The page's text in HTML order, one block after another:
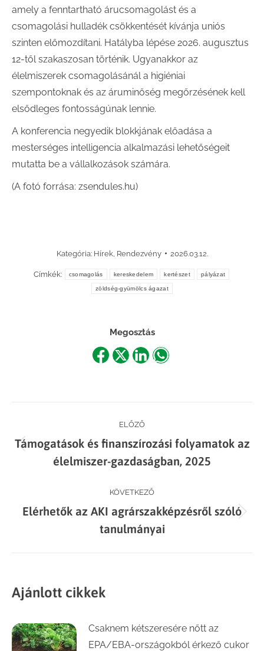
amely a fenntartható árucsomagolást és a
csomagolási hulladék csökkentését kívánja uniós
szinten előmozdítani. Hatályba lépése 2026. augusztus
12-től szakaszosan történik. Ugyanakkor az
élelmiszerek csomagolásánál a higiéniai
szempontoknak és az áruminőség megőrzésének kell
elsődleges fontosságúnak lennie.
A konferencia negyedik blokkjának előadása a
mesterséges intelligencia alkalmazási lehetőségeit
mutatta be a vállalkozások számára.
(A fotó forrása: zsendules.hu)
Kategória: Hírek, Rendezvény 2026.03.12.
Címkék: csomagolás kereskedelem kertészet pályázat
zöldség-gyümölcs ágazat
Megosztás
ShareShareShareShare
navigation
ELŐZŐ
Previous
post:
Támogatások és finanszírozási folyamatok az
élelmiszer-gazdaságban, 2025
KÖVETKEZŐ
Next
post:
Elérhetők az AKI agrárszakképzésről szóló
tanulmányai
Ajánlott cikkek
Csaknem kétszeresére nőtt az
EPA/EBA-országokból érkező cukor